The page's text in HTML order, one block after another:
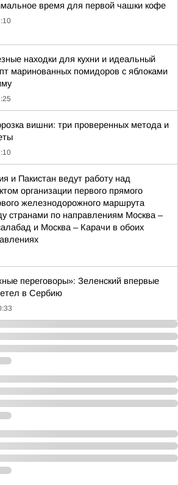
время для первой чашки кофе
находки для кухни и идеальный
маринованных помидоров с яблоками
вишни: три проверенных метода и
и Пакистан ведут работу над
организации первого прямого
железнодорожного маршрута
странами по направлениям Москва –
и Москва – Карачи в обоих
переговоры»: Зеленский впервые
в Сербию